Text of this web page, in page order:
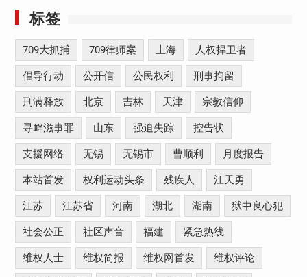
标签
709大抓捕 709律师案 上海 人权捍卫者
倡导行动 公开信 公民权利 刑事拘留
刑满释放 北京 吉林 天津 宗教信仰
寻衅滋事罪 山东 强迫失踪 控告状
支援网络 无锡 无锡市 曹顺利 月度报告
本站首发 权利运动头条 残疾人 江天勇
江苏 江苏省 河南 湖北 湖南 狱中良心犯
社会公正 社区声音 福建 紧急热线
维权人士 维权简报 维权网首发 维权评论